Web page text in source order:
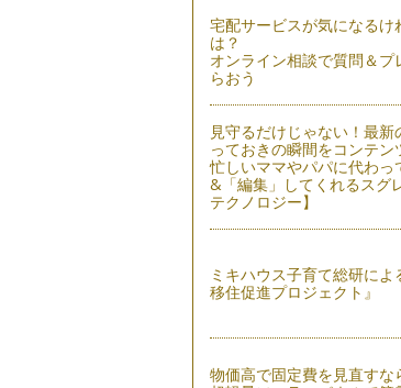
宅配サービスが気になるけ
は？
オンライン相談で質問＆プ
らおう
見守るだけじゃない！最新
っておきの瞬間をコンテン
忙しいママやパパに代わっ
&「編集」してくれるスグ
テクノロジー】
ミキハウス子育て総研によ
移住促進プロジェクト』
物価高で固定費を見直すな